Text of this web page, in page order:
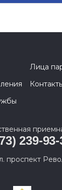
Лица
239-93-
проспект